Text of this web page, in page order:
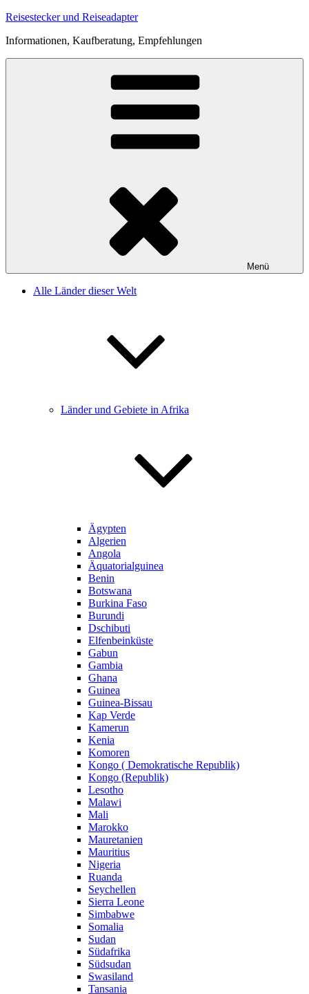
Zum
springen
Reisestecker und Reiseadapter
Informationen, Kaufberatung, Empfehlungen
Menü
Alle Länder dieser Welt
Länder und Gebiete in Afrika
Ägypten
Algerien
Angola
Äquatorialguinea
Benin
Botswana
Burkina Faso
Burundi
Dschibuti
Elfenbeinküste
Gabun
Gambia
Ghana
Guinea
Guinea-Bissau
Kap Verde
Kamerun
Kenia
Komoren
Kongo ( Demokratische Republik)
Kongo (Republik)
Lesotho
Malawi
Mali
Marokko
Mauretanien
Mauritius
Nigeria
Ruanda
Seychellen
Sierra Leone
Simbabwe
Somalia
Sudan
Südafrika
Südsudan
Swasiland
Tansania